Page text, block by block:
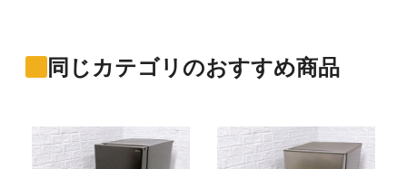
同じカテゴリのおすすめ商品